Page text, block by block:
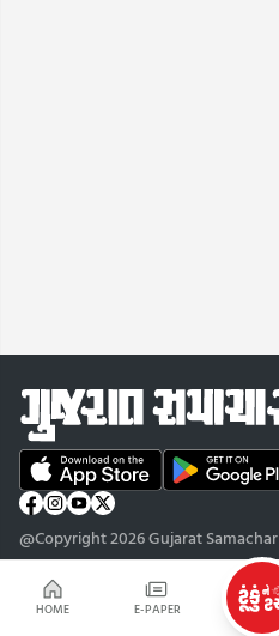
HOME E-PAPER
@Copyright 2026 Gujarat Samachar